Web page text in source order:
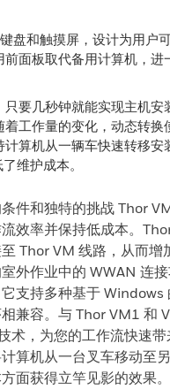
盘和触摸屏，设计为用户
面板取代备用计算机，进
要几秒钟就能实现主机安
工作量的变化，动态转换
算机从一辆车快速转移安
维护成本。
件和独特的挑战 Thor
效率并保持低成本。
Thor VM 线路，从而增
外作业中的 WWAN 连
支持多种基于 Windows
兼容。与 Thor VM1 和
术，为您的工作流快速
算机从一台叉车移动至
面获得立竿见影的效果